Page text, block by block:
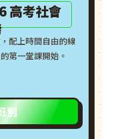
高考社會
配上時間自由的線
第一堂課開始。
別